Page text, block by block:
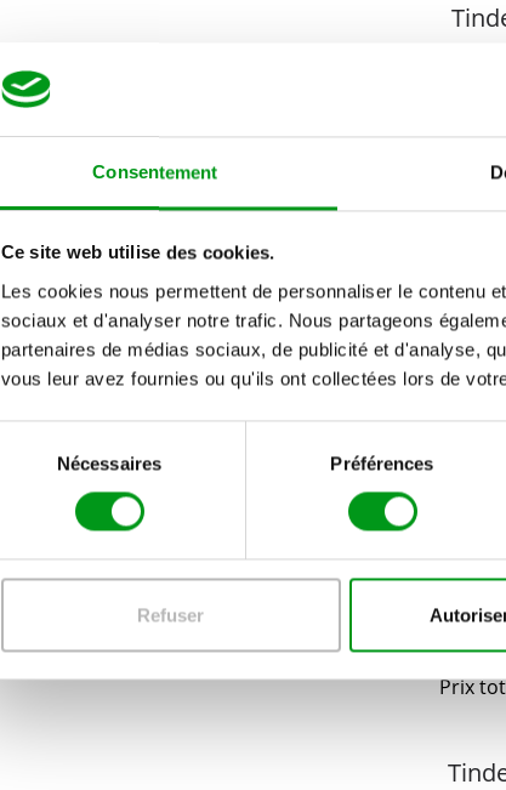
Consentement
Ce site web utilise des cookies.
Les cookies nous permettent de personnaliser le contenu
sociaux et d'analyser notre trafic. Nous partageons
partenaires de médias sociaux, de publicité et d'analyse,
vous leur avez fournies ou qu'ils ont collectées lors de
Nécessaires Préférences
Refuser
1
Par
6
Par
Par
Prix